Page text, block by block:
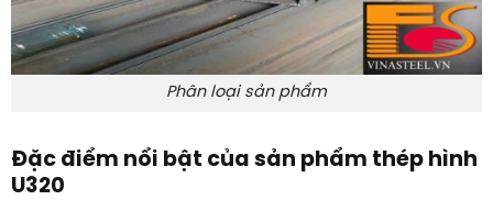
Phân loại sản phẩm
Đặc điểm nổi bật của sản phẩm thép hình
U320